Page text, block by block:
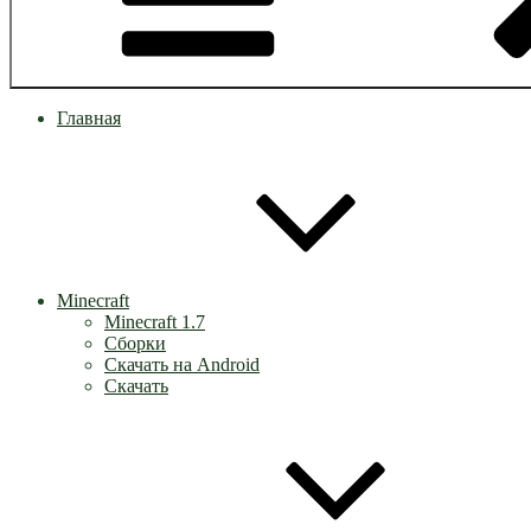
Главная
Minecraft
Minecraft 1.7
Сборки
Скачать на Android
Скачать